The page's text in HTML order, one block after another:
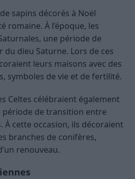
sapins décorés à Noël
romaine. À l’époque, les
une période de
du dieu Saturne. Lors de ces
leurs maisons avec des
symboles de vie et de fertilité.
Celtes célébraient également
période de transition entre
À cette occasion, ils décoraient
branches de conifères,
renouveau.